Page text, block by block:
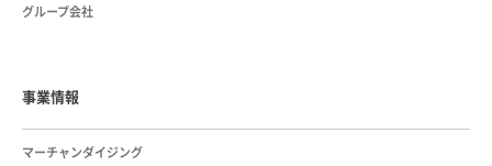
グループ会社
事業情報
マーチャンダイジング